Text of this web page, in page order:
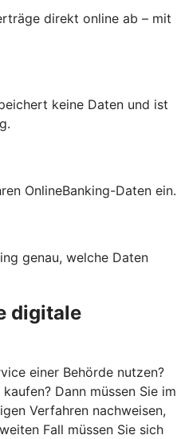
direkt online ab – mit
keine Daten und ist
OnlineBanking-Daten ein.
genau, welche Daten
digitale
einer Behörde nutzen?
Dann müssen Sie im
Verfahren nachweisen,
Fall müssen Sie sich